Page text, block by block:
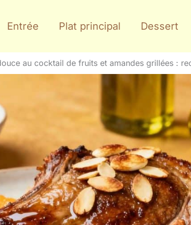
Entrée Plat principal Dessert
au cocktail de fruits et amandes grillées :